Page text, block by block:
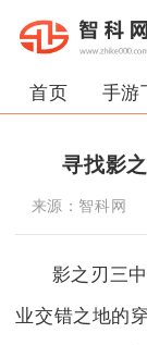
首页 手游
寻找影
来源： 智科网
影之刃三
业交错之地的